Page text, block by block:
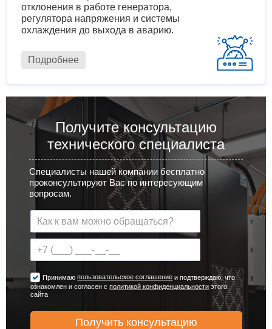
отклонения в работе генератора,
регулятора напряжения и системы
охлаждения до выхода в аварию.
Подробнее
Получите консультацию
технического специалиста
Специалисты нашей компании бесплатно
проконсультируют Вас по интересующим
вопросам.
Принимаюпользовательское соглашение и подтверждаю, что
ознакомлен и согласен сполитикой конфиденциальности этого
сайта